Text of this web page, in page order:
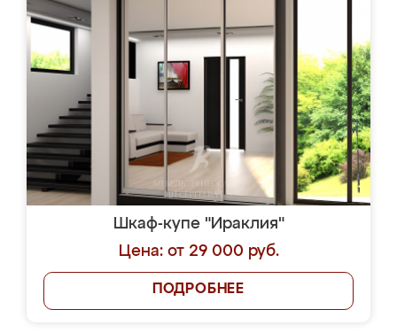
Шкаф-купе "Ираклия"
Цена: от 29 000 руб.
ПОДРОБНЕЕ